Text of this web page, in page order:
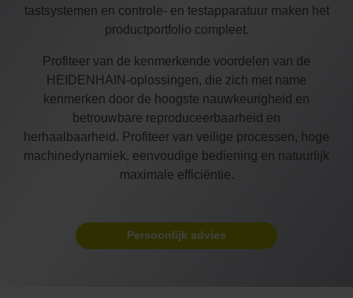
tastsystemen en controle- en testapparatuur maken het
productportfolio compleet.
Profiteer van de kenmerkende voordelen van de
HEIDENHAIN-oplossingen, die zich met name
kenmerken door de hoogste nauwkeurigheid en
betrouwbare reproduceerbaarheid en
herhaalbaarheid. Profiteer van veilige processen, hoge
machinedynamiek, eenvoudige bediening en natuurlijk
maximale efficiëntie.
Persoonlijk advies